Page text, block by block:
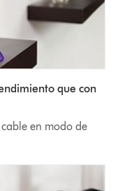
que con
en modo de